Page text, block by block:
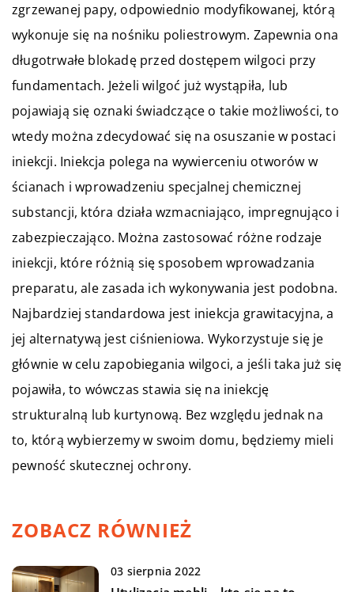
zgrzewanej papy, odpowiednio modyfikowanej, którą
wykonuje się na nośniku poliestrowym. Zapewnia ona
długotrwałe blokadę przed dostępem wilgoci przy
fundamentach. Jeżeli wilgoć już wystąpiła, lub
pojawiają się oznaki świadczące o takie możliwości, to
wtedy można zdecydować się na osuszanie w postaci
iniekcji. Iniekcja polega na wywierceniu otworów w
ścianach i wprowadzeniu specjalnej chemicznej
substancji, która działa wzmacniająco, impregnująco i
zabezpieczająco. Można zastosować różne rodzaje
iniekcji, które różnią się sposobem wprowadzania
preparatu, ale zasada ich wykonywania jest podobna.
Najbardziej standardowa jest iniekcja grawitacyjna, a
jej alternatywą jest ciśnieniowa. Wykorzystuje się je
głównie w celu zapobiegania wilgoci, a jeśli taka już się
pojawiła, to wówczas stawia się na iniekcję
strukturalną lub kurtynową. Bez względu jednak na
to, którą wybierzemy w swoim domu, będziemy mieli
pewność skutecznej ochrony.
ZOBACZ RÓWNIEŻ
03 sierpnia 2022